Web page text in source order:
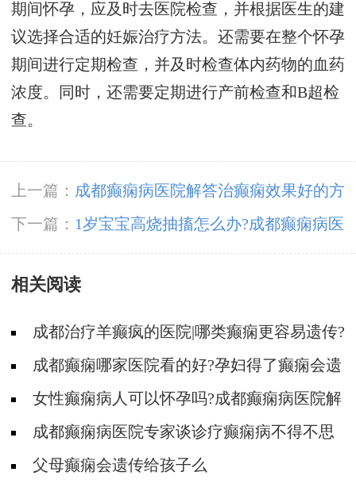
期间怀孕，应及时去医院检查，并根据医生的建
议选择合适的妊娠治疗方法。还需要在整个怀孕
期间进行定期检查，并及时检查体内药物的血药
浓度。同时，还需要定期进行产前检查和B超检
查。
上一篇： 成都癫痫病医院解答治癫痫效果好的方
法
下一篇： 1岁宝宝高烧抽搐怎么办?成都癫痫病医
院小儿专家
相关阅读
成都治疗羊癫疯的医院|哪类癫痫更容易遗传?
成都癫痫哪家医院看的好?孕妇得了癫痫会遗
传给宝宝吗?
女性癫痫病人可以怀孕吗?成都癫痫病医院解
释
成都癫痫病医院专家谈诊疗癫痫病不得不思
考遗传情况
父母癫痫会遗传给孩子么